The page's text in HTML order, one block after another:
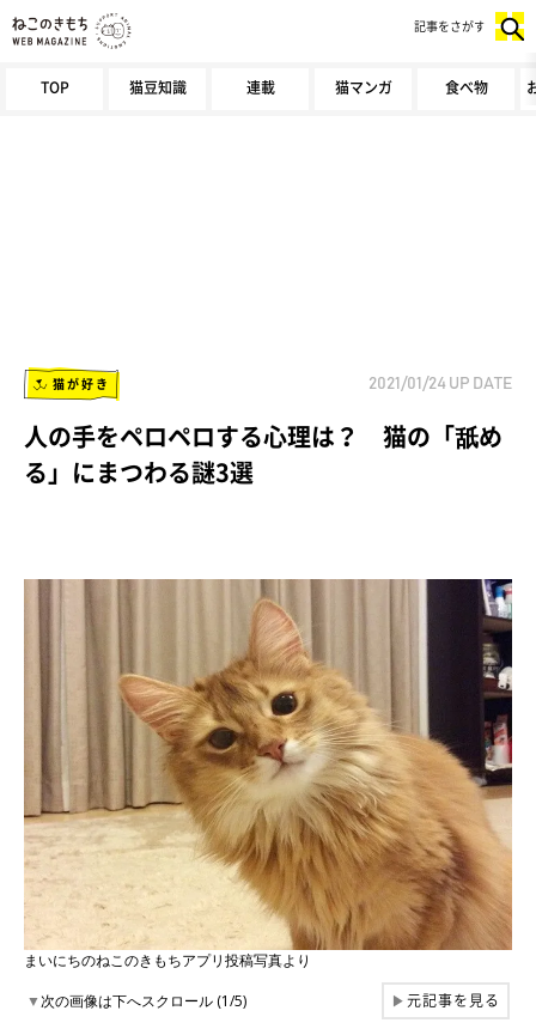
TOP 猫豆知識 連載 猫マンガ 食べ物
記事をさがす
猫が好き 2021/01/24 UP DATE
人の手をペロペロする心理は？ 猫の「舐め
る」にまつわる謎3選
まいにちのねこのきもちアプリ投稿写真より
▼次の画像は下へスクロール (1/5) ▶元記事を見る